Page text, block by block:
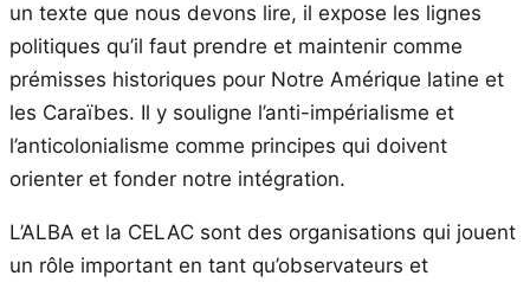
un texte que nous devons lire, il expose les lignes
politiques qu’il faut prendre et maintenir comme
prémisses historiques pour Notre Amérique latine et
les Caraïbes. Il y souligne l’anti-impérialisme et
l’anticolonialisme comme principes qui doivent
orienter et fonder notre intégration.
L’ALBA et la CELAC sont des organisations qui jouent
un rôle important en tant qu’observateurs et